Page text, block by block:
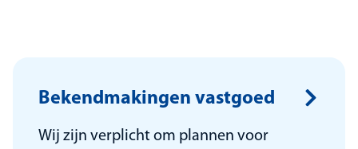
Bekendmakingen vastgoed
Wij zijn verplicht om plannen voor